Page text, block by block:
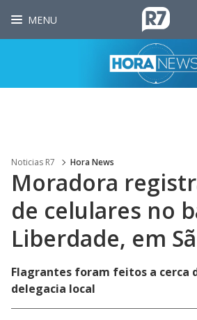
MENU
Noticias R7 Hora News
Moradora
de celulares no
Liberdade, em
Flagrantes foram feitos a cerca
delegacia local